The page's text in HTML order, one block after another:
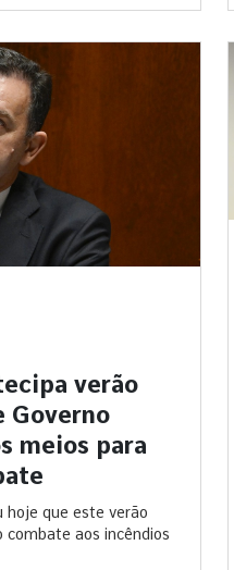
verão
Governo
meios para
hoje que este verão
combate aos incêndios